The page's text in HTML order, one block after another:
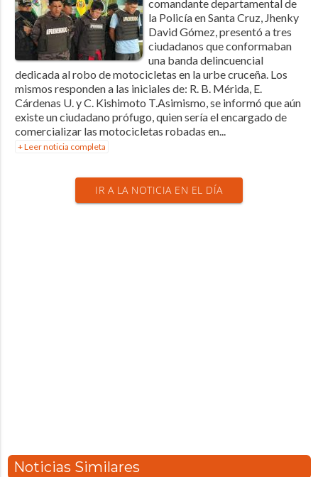
comandante departamental de
la Policía en Santa Cruz, Jhenky
David Gómez, presentó a tres
ciudadanos que conformaban
una banda delincuencial
dedicada al robo de motocicletas en la urbe cruceña. Los
mismos responden a las iniciales de: R. B. Mérida, E.
Cárdenas U. y C. Kishimoto T.Asimismo, se informó que aún
existe un ciudadano prófugo, quien sería el encargado de
comercializar las motocicletas robadas en...
+ Leer noticia completa
IR A LA NOTICIA EN EL DÍA
Noticias Similares